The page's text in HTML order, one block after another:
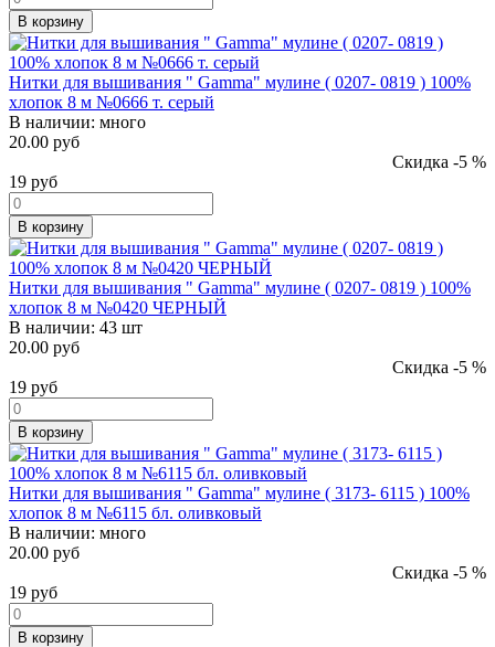
В корзину
Нитки для вышивания " Gamma" мулине ( 0207- 0819 ) 100%
хлопок 8 м №0666 т. серый
В наличии: много
20.00 руб
Скидка -5 %
19 руб
В корзину
Нитки для вышивания " Gamma" мулине ( 0207- 0819 ) 100%
хлопок 8 м №0420 ЧЕРНЫЙ
В наличии: 43 шт
20.00 руб
Скидка -5 %
19 руб
В корзину
Нитки для вышивания " Gamma" мулине ( 3173- 6115 ) 100%
хлопок 8 м №6115 бл. оливковый
В наличии: много
20.00 руб
Скидка -5 %
19 руб
В корзину